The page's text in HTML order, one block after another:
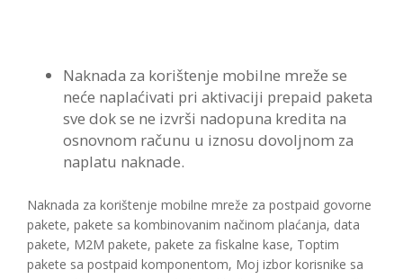
Naknada za korištenje mobilne mreže se
neće naplaćivati pri aktivaciji prepaid paketa
sve dok se ne izvrši nadopuna kredita na
osnovnom računu u iznosu dovoljnom za
naplatu naknade.
Naknada za korištenje mobilne mreže za postpaid govorne
pakete, pakete sa kombinovanim načinom plaćanja, data
pakete, M2M pakete, pakete za fiskalne kase, Toptim
pakete sa postpaid komponentom, Moj izbor korisnike sa